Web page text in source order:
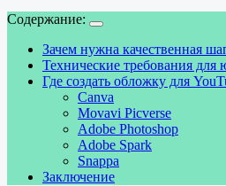
Содержание:
Зачем нужна качественная
Технические требования для
Где создать обложку для
Canva
Movavi Picverse
Adobe Photoshop
Adobe Spark
Snappa
Заключение